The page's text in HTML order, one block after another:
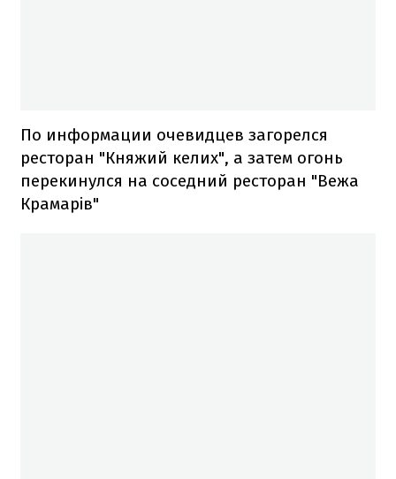
По информации очевидцев загорелся
ресторан "Княжий келих", а затем огонь
перекинулся на соседний ресторан "Вежа
Крамарів"